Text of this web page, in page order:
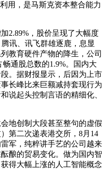
用，是马斯克资本整合能力
，股价呈现了大幅度
讯、讯飞群雄逐鹿，息显
教育硬件产物的降生，公司
畅通股总数的1.9%。国内大
。据财报显示，后因为上市
长峰比来巨额减持套现行为
说起头控制言语的精细化、
创制大段甚至整句的虚假
第二次递表港交所，8月14
军，纯粹讲手艺的公司越来
酿的贸易变化。做为国内智
得大幅上涨的人工智能概念